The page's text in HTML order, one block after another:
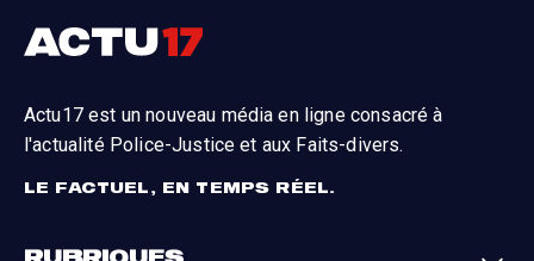
Actu17 est un nouveau média en ligne consacré à
l'actualité Police-Justice et aux Faits-divers.
LE FACTUEL, EN TEMPS RÉEL.